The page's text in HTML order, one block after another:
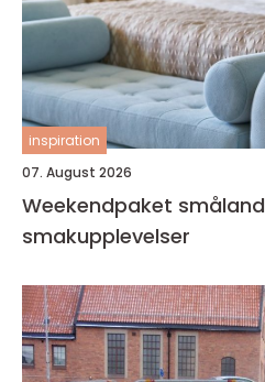
inspiration
07. August 2026
Weekendpaket småland slott, sjöar och
smakupplevelser